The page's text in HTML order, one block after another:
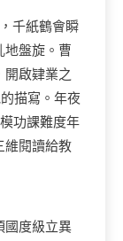
千紙鶴會瞬
地盤旋。曹
開啟肄業之
描寫。年夜
功課難度年
維閱讀給教
度級立異